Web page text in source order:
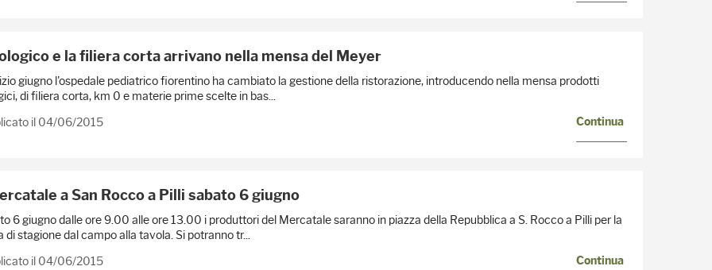
e la filiera corta arrivano nella mensa del Meyer
giugno l'ospedale pediatrico fiorentino ha cambiato la gestione della ristorazione, introducendo nella mensa prodotti
di filiera corta, km 0 e materie prime scelte in bas...
il 04/06/2015
Continua
a San Rocco a Pilli sabato 6 giugno
6 giugno dalle ore 9.00 alle ore 13.00 i produttori del Mercatale saranno in piazza della Repubblica a S. Rocco a Pilli per la
di stagione dal campo alla tavola. Si potranno tr...
il 04/06/2015
Continua